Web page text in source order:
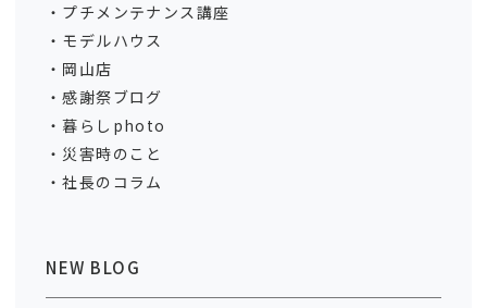
プチメンテナンス講座
モデルハウス
岡山店
感謝祭ブログ
暮らしphoto
災害時のこと
社長のコラム
NEW BLOG